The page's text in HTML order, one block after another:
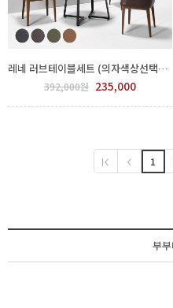
레네 러브테이블세트 (의자색상선택) FPP78-0008.9
392,000원 235,000
1
부